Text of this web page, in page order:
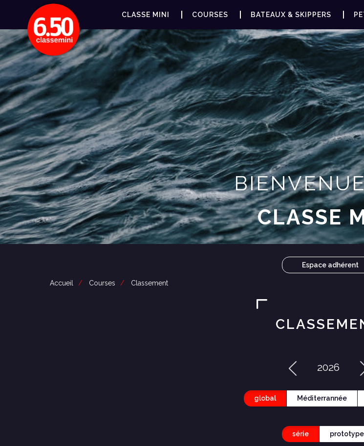
CLASSE MINI COURSES BATEAUX & SKIPPERS
CLASSE
Espace adhérent
Accueil Courses Classement
2026
global Méditerrannée
série prototype